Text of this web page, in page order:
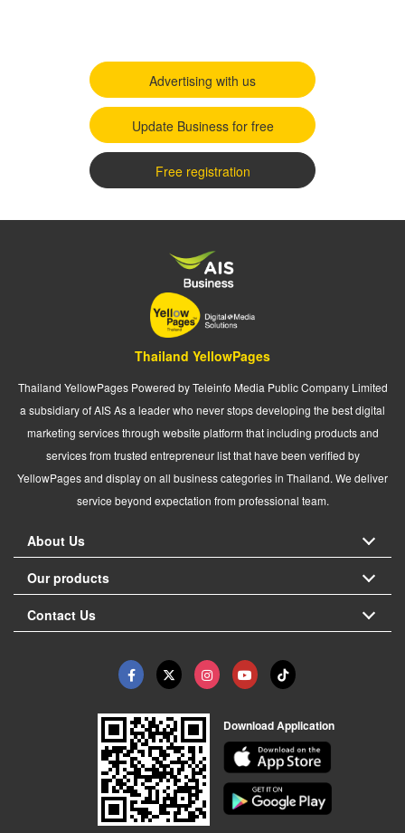
Advertising with us
Update Business for free
Free registration
Thailand YellowPages
Thailand YellowPages Powered by Teleinfo Media Public Company Limited
a subsidiary of AIS As a leader who never stops developing the best digital
marketing services through website platform that including products and
services from trusted entrepreneur list that have been verified by
YellowPages and display on all business categories in Thailand. We deliver
service beyond expectation from professional team.
About Us
Our products
Contact Us
Download Application